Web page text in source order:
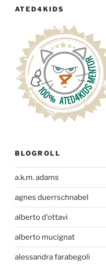
ATED4KIDS
BLOGROLL
a.k.m. adams
agnes duerrschnabel
alberto d'ottavi
alberto mucignat
alessandra farabegoli